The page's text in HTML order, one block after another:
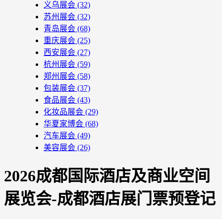
义乌展会 (32)
苏州展会 (32)
青岛展会 (68)
重庆展会 (25)
西安展会 (27)
杭州展会 (59)
郑州展会 (58)
包装展会 (37)
食品展会 (43)
化妆品展会 (29)
华夏家博会 (68)
汽车展会 (49)
美容展会 (26)
2026成都国际酒店及商业空间
展览会-成都酒店展门票预登记